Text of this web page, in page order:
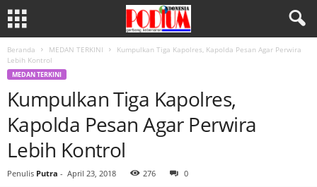
Beranda MEDAN TERKINI
Kumpulkan Tiga Kapolres, Kapolda Pesan Agar Perwira
Lebih Kontrol
MEDAN TERKINI
Kumpulkan Tiga Kapolres,
Kapolda Pesan Agar Perwira
Lebih Kontrol
Penulis Putra - April 23, 2018 276 0